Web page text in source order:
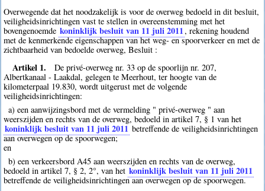
Overwegende dat het noodzakelijk is voor de overweg bedoeld in dit besluit,
veiligheidsinrichtingen vast te stellen in overeenstemming met het
bovengenoemde koninklijk besluit van 11 juli 2011, rekening houdend
met de kenmerkende eigenschappen van het weg- en spoorverkeer en met de
zichtbaarheid van bedoelde overweg, Besluit :
Artikel 1.
De privé-overweg nr. 33 op de spoorlijn nr. 207,
Albertkanaal - Laakdal, gelegen te Meerhout, ter hoogte van de
kilometerpaal 19.830, wordt uitgerust met de volgende
veiligheidsinrichtingen:
a) een aanwijzingsbord met de vermelding " privé-overweg " aan
weerszijden en rechts van de overweg, bedoeld in artikel 7, § 1 van het
koninklijk besluit van 11 juli 2011 betreffende de veiligheidsinrichtingen
aan overwegen op de spoorwegen;
en
b) een verkeersbord A45 aan weerszijden en rechts van de overweg,
bedoeld in artikel 7, § 2, 2°, van het koninklijk besluit van 11 juli 2011
betreffende de veiligheidsinrichtingen aan overwegen op de spoorwegen.